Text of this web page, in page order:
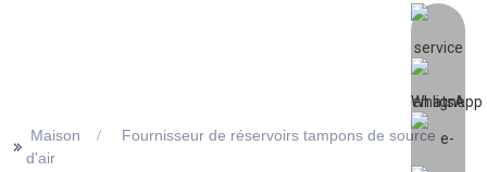
>> Maison
Fournisseur de réservoirs tampons de source
d'air